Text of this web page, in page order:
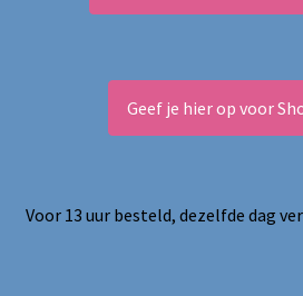
Geef je hier op voor
Voor 13 uur besteld, dezelfde dag